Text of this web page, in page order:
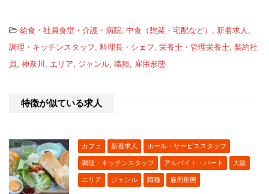
-給食・社員食堂・介護・病院, 中食（惣菜・宅配など） , 新着求人 ,
調理・キッチンスタッフ, 料理長・シェフ, 栄養士・管理栄養士, 契約社
員 , 神奈川 , エリア, ジャンル, 職種, 雇用形態
特徴が似ている求人
カフェ 新着求人 ホール・サービススタッフ
調理・キッチンスタッフ アルバイト・パート 大阪
エリア ジャンル 職種 雇用形態